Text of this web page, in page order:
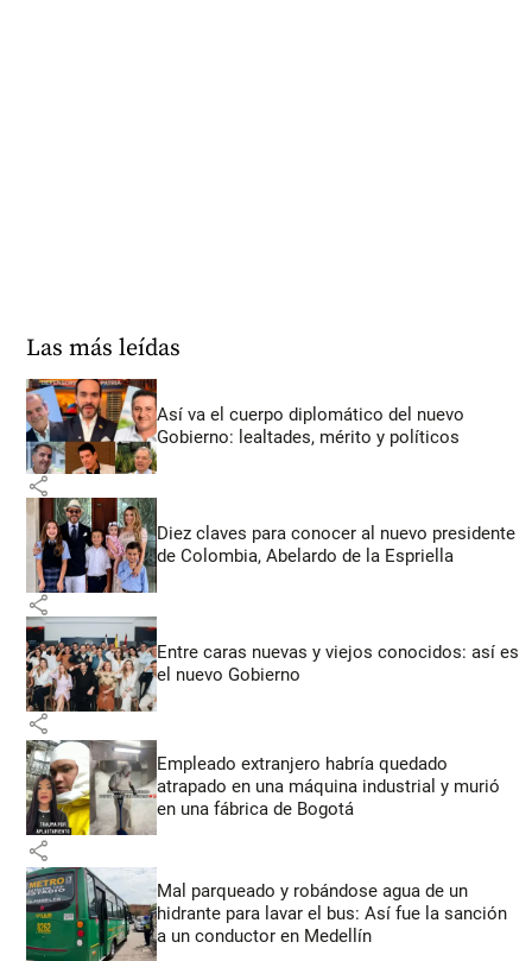
Las más leídas
Así va el cuerpo diplomático del nuevo
Gobierno: lealtades, mérito y políticos
share
Diez claves para conocer al nuevo presidente
de Colombia, Abelardo de la Espriella
share
Entre caras nuevas y viejos conocidos: así es
el nuevo Gobierno
share
Empleado extranjero habría quedado
atrapado en una máquina industrial y murió
en una fábrica de Bogotá
share
Mal parqueado y robándose agua de un
hidrante para lavar el bus: Así fue la sanción
a un conductor en Medellín